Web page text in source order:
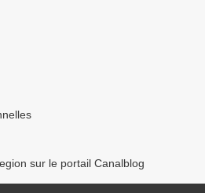
sur le portail Canalblog